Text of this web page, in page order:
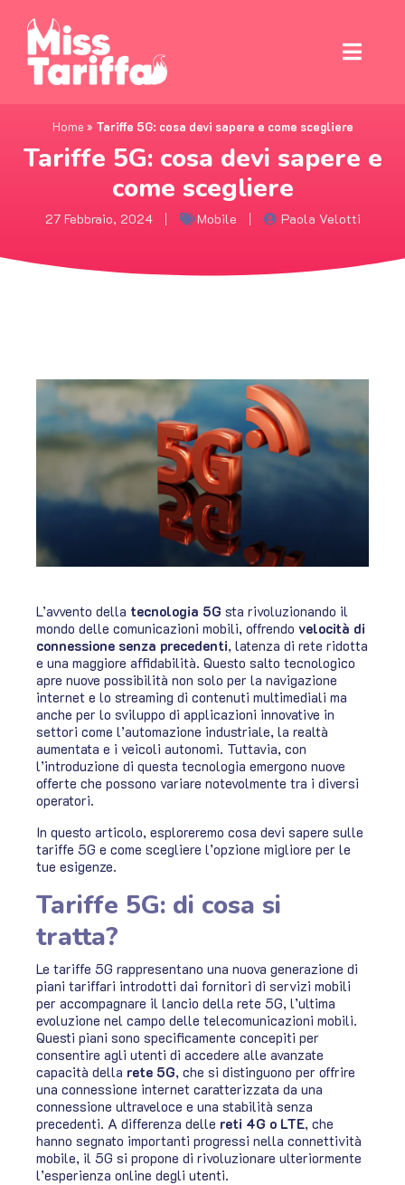
Home » Tariffe 5G: cosa devi sapere e come scegliere
Tariffe 5G: cosa devi sapere e
come scegliere
27 Febbraio, 2024 Mobile Paola Velotti
L’avvento della tecnologia 5G sta rivoluzionando il
mondo delle comunicazioni mobili, offrendo velocità di
connessione senza precedenti, latenza di rete ridotta
e una maggiore affidabilità. Questo salto tecnologico
apre nuove possibilità non solo per la navigazione
internet e lo streaming di contenuti multimediali ma
anche per lo sviluppo di applicazioni innovative in
settori come l’automazione industriale, la realtà
aumentata e i veicoli autonomi. Tuttavia, con
l’introduzione di questa tecnologia emergono nuove
offerte che possono variare notevolmente tra i diversi
operatori.
In questo articolo, esploreremo cosa devi sapere sulle
tariffe 5G e come scegliere l’opzione migliore per le
tue esigenze.
Tariffe 5G: di cosa si
tratta?
Le tariffe 5G rappresentano una nuova generazione di
piani tariffari introdotti dai fornitori di servizi mobili
per accompagnare il lancio della rete 5G, l’ultima
evoluzione nel campo delle telecomunicazioni mobili.
Questi piani sono specificamente concepiti per
consentire agli utenti di accedere alle avanzate
capacità della rete 5G, che si distinguono per offrire
una connessione internet caratterizzata da una
connessione ultraveloce e una stabilità senza
precedenti. A differenza delle reti 4G o LTE, che
hanno segnato importanti progressi nella connettività
mobile, il 5G si propone di rivoluzionare ulteriormente
l’esperienza online degli utenti.